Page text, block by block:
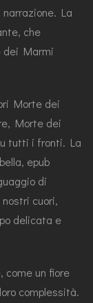
La
che
dei Marmi
Morte dei
Morte dei
tutti i fronti. La
epub
di
cuori,
delicata e
come un fiore
complessità.